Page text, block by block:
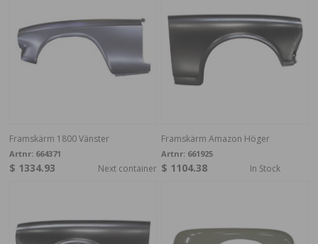
Framskärm 1800 Vänster
Artnr: 664371
$ 1334.93 Next container
Framskärm Amazon Höger
Artnr: 661925
$ 1104.38 In Stock